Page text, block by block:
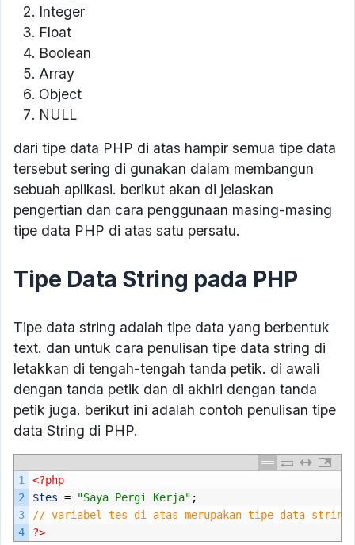
Integer
Float
Boolean
Array
Object
NULL
dari tipe data PHP di atas hampir semua tipe data
tersebut sering di gunakan dalam membangun
sebuah aplikasi. berikut akan di jelaskan
pengertian dan cara penggunaan masing-masing
tipe data PHP di atas satu persatu.
Tipe Data String pada PHP
Tipe data string adalah tipe data yang berbentuk
text. dan untuk cara penulisan tipe data string di
letakkan di tengah-tengah tanda petik. di awali
dengan tanda petik dan di akhiri dengan tanda
petik juga. berikut ini adalah contoh penulisan tipe
data String di PHP.
1
2
3
4
<?php
$tes = "Saya Pergi Kerja" ;
// variabel tes di atas merupakan tipe data
?>